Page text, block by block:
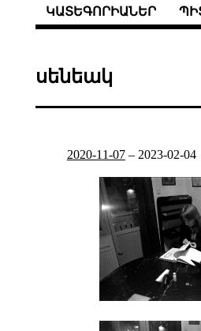
ԿԱՏԵԳՈՐԻԱՆԵՐ
սենեակ
2020-11-07– 2023-02-04